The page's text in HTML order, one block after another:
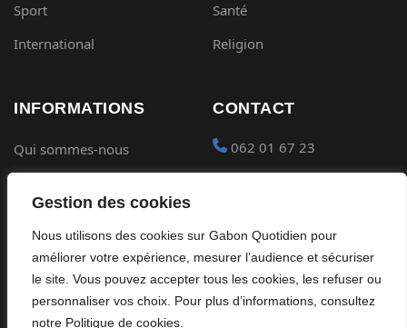
Gestion des cookies
Nous utilisons des cookies sur Gabon Quotidien pour
améliorer votre expérience, mesurer l’audience et sécuriser
le site. Vous pouvez accepter tous les cookies, les refuser ou
personnaliser vos choix. Pour plus d’informations, consultez
notre Politique de cookies.
Sport
International
Santé
Religion
INFORMATIONS
Qui sommes-nous
Confidentialité
Cookies
CONTACT
062 01 67 23
Placer une Pub
Devenir partenaire